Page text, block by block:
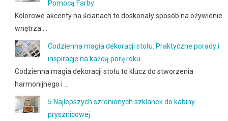
Pomocą Farby
Kolorowe akcenty na ścianach to doskonały sposób na ożywienie
wnętrza …
Codzienna magia dekoracji stołu: Praktyczne porady i
inspiracje na każdą porę roku
Codzienna magia dekoracji stołu to klucz do stworzenia
harmonijnego i …
5 Najlepszych szronionych szklanek do kabiny
prysznicowej